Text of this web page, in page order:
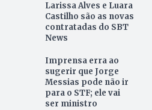
Larissa Alves e Luara
Castilho são as novas
contratadas do SBT
News
Imprensa erra ao
sugerir que Jorge
Messias pode não ir
para o STF; ele vai
ser ministro